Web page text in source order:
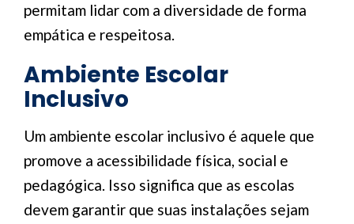
permitam lidar com a diversidade de forma
empática e respeitosa.
Ambiente Escolar
Inclusivo
Um ambiente escolar inclusivo é aquele que
promove a acessibilidade física, social e
pedagógica. Isso significa que as escolas
devem garantir que suas instalações sejam